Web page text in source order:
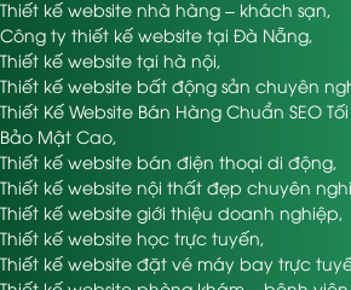
quý khách chỉ cần phải tốn từ 1 tới
mẫu website nội thất đẹpchính
các bạn còn có thể tăng thêm 1
một số tính năng bổ sung.
Gói thiết kế trang web nội thất riêng:
web có sẵn. Vì VN4U sẽ thiết kế dựa
vọng cụ thể của những Doanh
trang chủ tới giao diện, bố cục, màu
Hoàn toàn mới & cam đoan không bị
thức đang hiện hữu.
Thiết kế website nhà hàng – khách sạn,
Công ty thiết kế website tại Đà Nẵng,
Thiết kế website tại hà nội,
Thiết kế website bất động sản chuyên
Thiết Kế Website Bán Hàng Chuẩn SEO
Bảo Mật Cao,
Thiết kế website bán điện thoại di động,
Thiết kế website nội thất đẹp chuyên
Thiết kế website giới thiệu doanh nghiệp,
Thiết kế website học trực tuyến,
Thiết kế website đặt vé máy bay trực